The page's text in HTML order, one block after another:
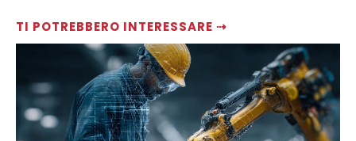
TI POTREBBERO INTERESSARE ⇢